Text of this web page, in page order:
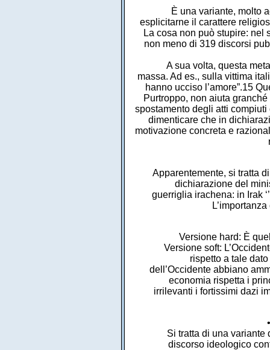
È una variante, molto
esplicitarne il carattere
La cosa non può stupire: nel
non meno di 319 discorsi
A sua volta, questa
massa. Ad es., sulla vittima
hanno ucciso l’amore”.15
Purtroppo, non aiuta
spostamento degli atti compiuti
dimenticare che in
motivazione concreta e
Apparentemente, si tratta
dichiarazione del
guerriglia irachena: in Irak
Versione hard: È
Versione soft:
rispetto a tale
dell’Occidente abbiano
economia rispetta i
irrilevanti i fortissimi dazi
Si tratta di una
discorso ideologico